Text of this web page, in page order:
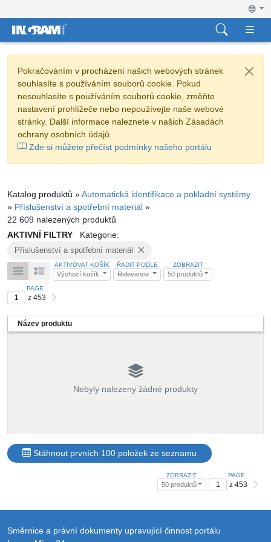
Pokračováním v procházení našich webových stránek
souhlasíte s používáním souborů cookie. Pokud
nesouhlasíte s používáním souborů cookie, změňte
nastavení prohlížeče nebo nepoužívejte naše webové
stránky. Další informace naleznete v našich Zásadách
ochrany osobních údajů.
Zde si můžete přečíst podmínky našeho portálu
Katalog produktů »Automatická identifikace a pokladní systémy
» Příslušenství a spotřební materiál »
22 609 nalezených produktů
AKTIVNÍ FILTRY
Kategorie:
Příslušenství a spotřební materiál
AKTIVOVAT KOŠÍK
Výchozí košík
ŘADIT PODLE
Relevance
ZOBRAZIT
50 produktů
PAGE
z 453
Název produktu
Nebyly nalezeny žádné produkty
Stáhnout prvních 100 položek ze seznamu
ZOBRAZIT
50 produktů
PAGE
z 453
Směrnice a právní dokumenty upravující činnost portálu